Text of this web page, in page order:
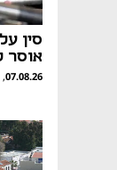
סין
אוסר
07.08.26
,